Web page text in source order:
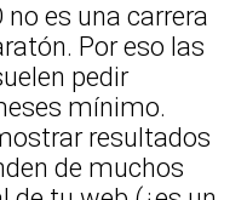
no es una carrera
Por eso las
pedir
mínimo.
resultados
de muchos